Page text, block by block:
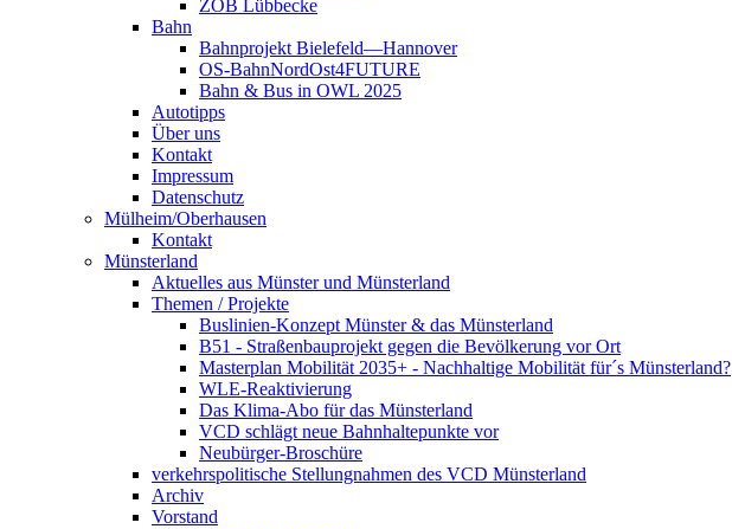
ZOB Lübbecke
Bahn
Bahnprojekt Bielefeld—Hannover
OS-BahnNordOst4FUTURE
Bahn & Bus in OWL 2025
Autotipps
Über uns
Kontakt
Impressum
Datenschutz
Mülheim/Oberhausen
Kontakt
Münsterland
Aktuelles aus Münster und Münsterland
Themen / Projekte
Buslinien-Konzept Münster & das Münsterland
B51 - Straßenbauprojekt gegen die Bevölkerung vor Ort
Masterplan Mobilität 2035+ - Nachhaltige Mobilität für´s Münsterland?
WLE-Reaktivierung
Das Klima-Abo für das Münsterland
VCD schlägt neue Bahnhaltepunkte vor
Neubürger-Broschüre
verkehrspolitische Stellungnahmen des VCD Münsterland
Archiv
Vorstand